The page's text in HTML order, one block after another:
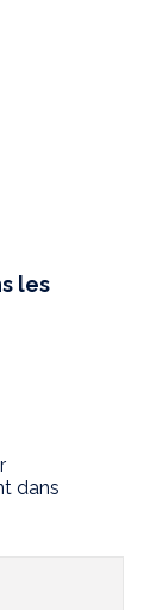
les
dans